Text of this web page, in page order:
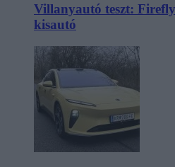
Villanyautó teszt:
kisautó